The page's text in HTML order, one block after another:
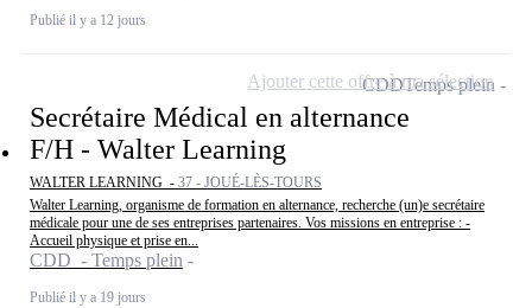
Publié il y a 12 jours
Secrétaire Médical en alternance
F/H - Walter Learning
WALTER LEARNING - 37 - JOUÉ-LÈS-TOURS
Walter Learning, organisme de formation en alternance, recherche (un)e secrétaire
médicale pour une de ses entreprises partenaires. Vos missions en entreprise : -
Accueil physique et prise en...
CDD - Temps plein
Publié il y a 19 jours
CDDTemps plein
Ajouter cette offre à ma sélection